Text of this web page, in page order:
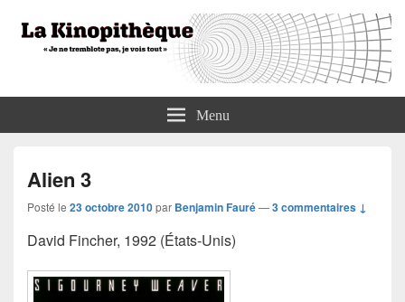
La KinopithèqueMenu
Alien 3
Posté le 23 octobre 2010par Benjamin Fauré—3 commentaires ↓
David Fincher, 1992 (États-Unis)